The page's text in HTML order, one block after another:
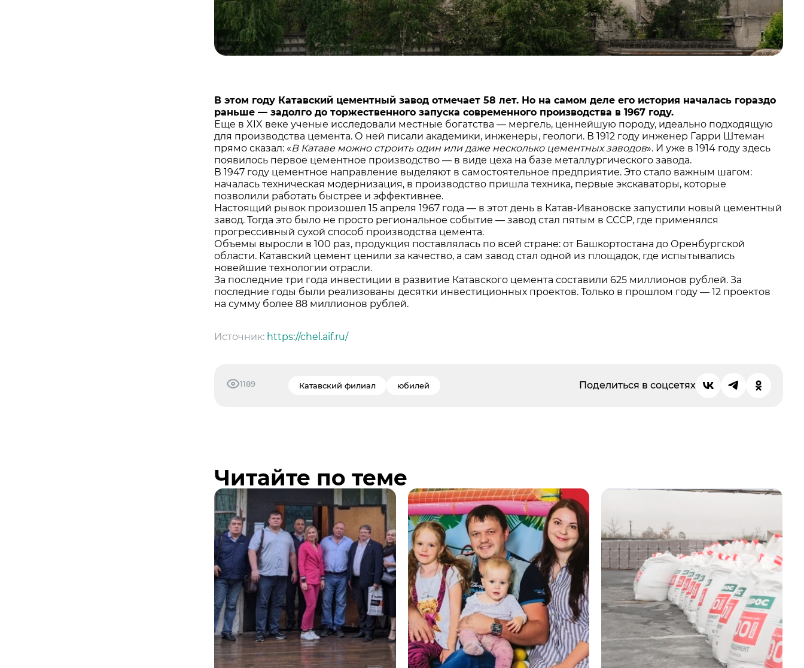
В этом году Катавский цементный завод отмечает 58 лет. Но на самом деле его история началась гораздо
раньше — задолго до торжественного запуска современного производства в 1967 году.
Еще в XIX веке ученые исследовали местные богатства — мергель, ценнейшую породу, идеально подходящую
для производства цемента. О ней писали академики, инженеры, геологи. В 1912 году инженер Гарри Штеман
прямо сказал: «В Катаве можно строить один или даже несколько цементных заводов». И уже в 1914 году здесь
появилось первое цементное производство — в виде цеха на базе металлургического завода.
В 1947 году цементное направление выделяют в самостоятельное предприятие. Это стало важным шагом:
началась техническая модернизация, в производство пришла техника, первые экскаваторы, которые
позволили работать быстрее и эффективнее.
Настоящий рывок произошел 15 апреля 1967 года — в этот день в Катав-Ивановске запустили новый цементный
завод. Тогда это было не просто региональное событие — завод стал пятым в СССР, где применялся
прогрессивный сухой способ производства цемента.
Объемы выросли в 100 раз, продукция поставлялась по всей стране: от Башкортостана до Оренбургской
области. Катавский цемент ценили за качество, а сам завод стал одной из площадок, где испытывались
новейшие технологии отрасли.
За последние три года инвестиции в развитие Катавского цемента составили 625 миллионов рублей. За
последние годы были реализованы десятки инвестиционных проектов. Только в прошлом году — 12 проектов
на сумму более 88 миллионов рублей.
Источник: https://chel.aif.ru/
1189 Катавский филиал юбилей Поделиться в соцсетях
Читайте по теме